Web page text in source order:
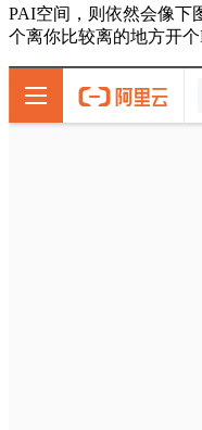
PAI空间，则依然会像下
个离你比较离的地方开个